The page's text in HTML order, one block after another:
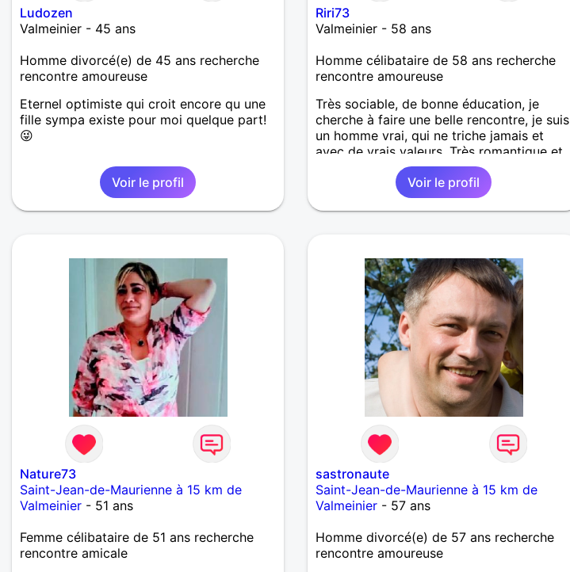
Ludozen
Valmeinier - 45 ans
Homme divorcé(e) de 45 ans recherche
rencontre amoureuse
Eternel optimiste qui croit encore qu une
fille sympa existe pour moi quelque part!
😜
Voir le profil
Riri73
Valmeinier - 58 ans
Homme célibataire de 58 ans recherche
rencontre amoureuse
Très sociable, de bonne éducation, je
cherche à faire une belle rencontre, je suis
un homme vrai, qui ne triche jamais et
avec de vrais valeurs. Très romantique et
respectueux, j'aime la communication et je
reste persuadé que c'est la base d'une
belle relation. J'envisage une relation
sérieuse, dans laquelle j'ai l'intention de
dessus de tout....il est impossible de vous
décrire avec exactitude qui je suis, ma
sensibilité, mon parcours et ce qui à fait,
forgé celui que je suis aujourd'hui... Alors
je vous invite, à me contacter, ou peut-
être me répondre si je fais la démarche de
vous contacter. Merci d'avoir pris le
temps de me lire.
Voir le profil
Nature73
Saint-Jean-de-Maurienne à 15 km de
Valmeinier - 51 ans
Femme célibataire de 51 ans recherche
rencontre amicale
sastronaute
Saint-Jean-de-Maurienne à 15 km de
Valmeinier - 57 ans
Homme divorcé(e) de 57 ans recherche
rencontre amoureuse